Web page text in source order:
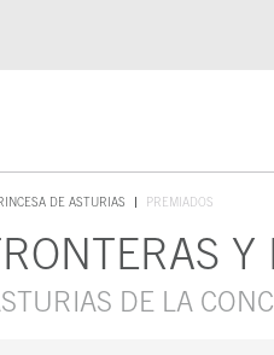
DE ASTURIAS PREMIADOS
DE LA